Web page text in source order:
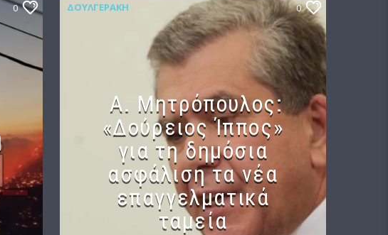
0 ΔΟΥΛΓΕΡΆΚΗ 0
Α. Μητρόπουλος:
«Δούρειος Ίππος»
για τη δημόσια
ασφάλιση τα νέα
επαγγελματικά
ταμεία